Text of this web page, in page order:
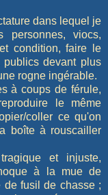
dans lequel je
personnes, viocs,
condition, faire le
devant plus
rogne ingérable.
à coups de férule,
le même
coller ce qu'on
boîte à rouscailler
et injuste,
à la mue de
de fusil de chasse ;